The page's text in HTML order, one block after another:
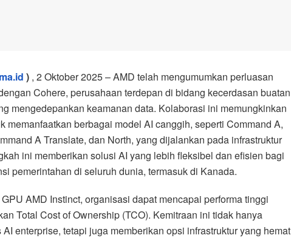
) , 2 Oktober 2025 – AMD telah mengumumkan perluasan
Cohere, perusahaan terdepan di bidang kecerdasan buatan
mengedepankan keamanan data. Kolaborasi ini memungkinkan
memanfaatkan berbagai model AI canggih, seperti Command A,
A Translate, dan North, yang dijalankan pada infrastruktur
ini memberikan solusi AI yang lebih fleksibel dan efisien bagi
pemerintahan di seluruh dunia, termasuk di Kanada.
AMD Instinct, organisasi dapat mencapai performa tinggi
Total Cost of Ownership (TCO). Kemitraan ini tidak hanya
enterprise, tetapi juga memberikan opsi infrastruktur yang hemat